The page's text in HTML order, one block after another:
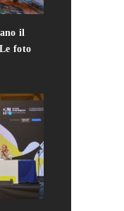
il
foto